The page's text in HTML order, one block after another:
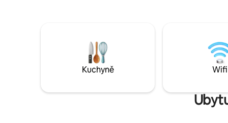
dobrodružství, naše ubytování uspokojí
všechny tvé potřeby. Udělej si ze svého
pobytu v srdci Neapole
nezapomenutelný zážitek.
with the
Kuchyně Wifi